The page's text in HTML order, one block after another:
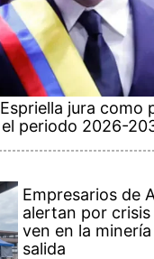
jura como
periodo 2026-
Empresarios de
alertan por
ven en la
salida